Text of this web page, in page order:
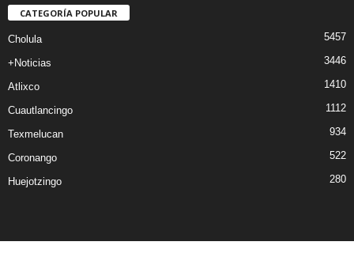
CATEGORÍA POPULAR
Cholula 5457
+Noticias 3446
Atlixco 1410
Cuautlancingo 1112
Texmelucan 934
Coronango 522
Huejotzingo 280